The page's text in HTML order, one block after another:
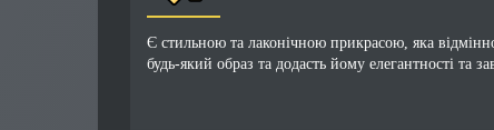
Є стильною та лаконічною прикрасою, яка
будь-який образ та додасть йому елегантності та